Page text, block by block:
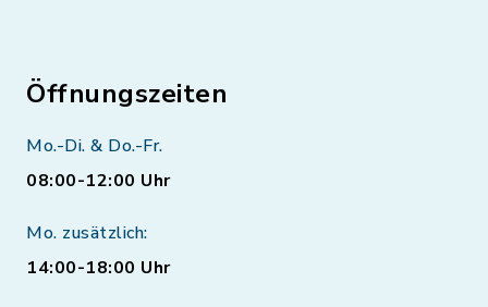
Öffnungszeiten
Mo.-Di. & Do.-Fr.
08:00-12:00 Uhr
Mo. zusätzlich:
14:00-18:00 Uhr